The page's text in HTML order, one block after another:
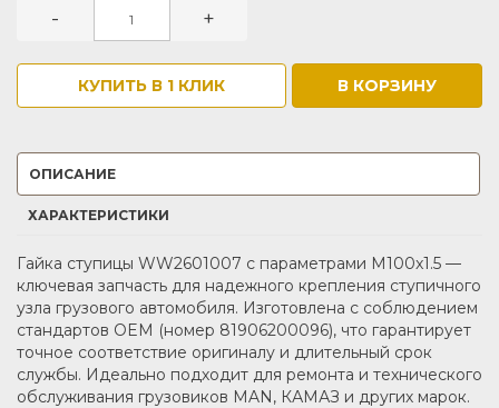
- +
КУПИТЬ В 1 КЛИК В КОРЗИНУ
ОПИСАНИЕ
ХАРАКТЕРИСТИКИ
Гайка ступицы WW2601007 с параметрами M100x1.5 —
ключевая запчасть для надежного крепления ступичного
узла грузового автомобиля. Изготовлена с соблюдением
стандартов OEM (номер 81906200096), что гарантирует
точное соответствие оригиналу и длительный срок
службы. Идеально подходит для ремонта и технического
обслуживания грузовиков MAN, КАМАЗ и других марок.